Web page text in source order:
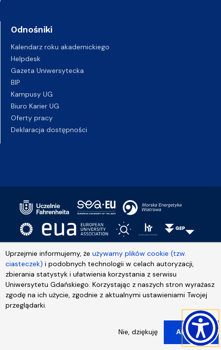
Uprzejmie informujemy, żeużywamy plików cookie (tzw.
ciasteczek) i podobnych technologii w celach autoryzacji,
zbierania statystyk i ułatwienia korzystania z serwisu
Uniwersytetu Gdańskiego. Korzystając z naszych stron wyrażasz
zgodę na ich użycie, zgodnie z aktualnymi ustawieniami Twojej
przeglądarki.
Nie, dziękuję Akceptuj
Odnośniki
Kalendarz roku akademickiego
Helpdesk
Gazeta Uniwersytecka
BIP
Kampusy UG
Biuro Karier UG
Oferty pracy
Deklaracja dostępności